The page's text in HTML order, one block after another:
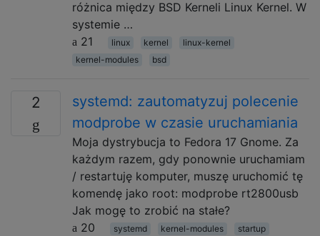
różnica między BSD Kerneli Linux Kernel. W
systemie …
21
linux kernel
linux-kernel
kernel-modules
bsd
2
systemd: zautomatyzuj polecenie
modprobe w czasie uruchamiania
Moja dystrybucja to Fedora 17 Gnome. Za
każdym razem, gdy ponownie uruchamiam
/ restartuję komputer, muszę uruchomić tę
komendę jako root: modprobe rt2800usb
Jak mogę to zrobić na stałe?
20
systemd kernel-modules
startup